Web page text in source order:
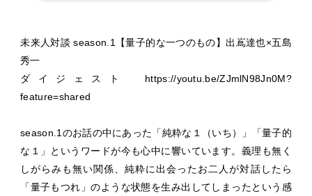
未来人対談 season.1【量子的な一つのもの】出嶌達也×五島
秀一
ダイジェスト https://youtu.be/ZJmlN98Jn0M?
feature=shared
season.1のお話の中にあった「純粋な１（いち）」「量子的
な１」というワードが今も心中に響いています。義理も無く
しがらみも無い関係、純粋に出会ったお二人が対話したら
「量子もつれ」のような状態を生み出してしまったという感